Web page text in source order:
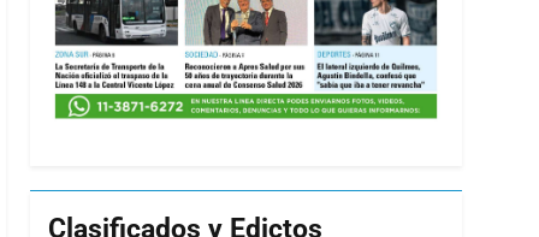
Clasificados y Edictos